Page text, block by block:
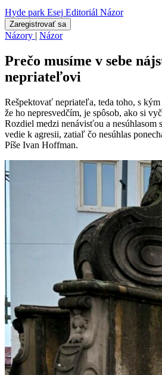
Hyde park Esej Editoriál Názor
Zaregistrovať sa
Názory | Názor
Prečo musíme v sebe
nepriateľovi
Rešpektovať nepriateľa, teda toho, s
že ho nepresvedčím, je spôsob, ako si
Rozdiel medzi nenávisťou a nesúhlasom
vedie k agresii, zatiaľ čo nesúhlas
Píše Ivan Hoffman.